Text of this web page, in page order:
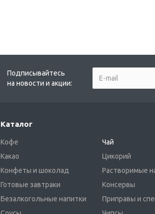
Подписывайтесь
на новости и акции:
Каталог
Кофе
Чай
Какао
Цикорий
Конфеты и шоколад
Растворимые
Готовые завтраки
Консервы
Безалкогольные напитки
Приправы и